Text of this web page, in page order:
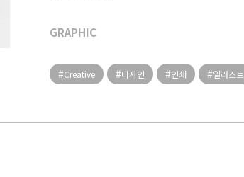
GRAPHIC
Creative 디자인 인쇄 일러스트